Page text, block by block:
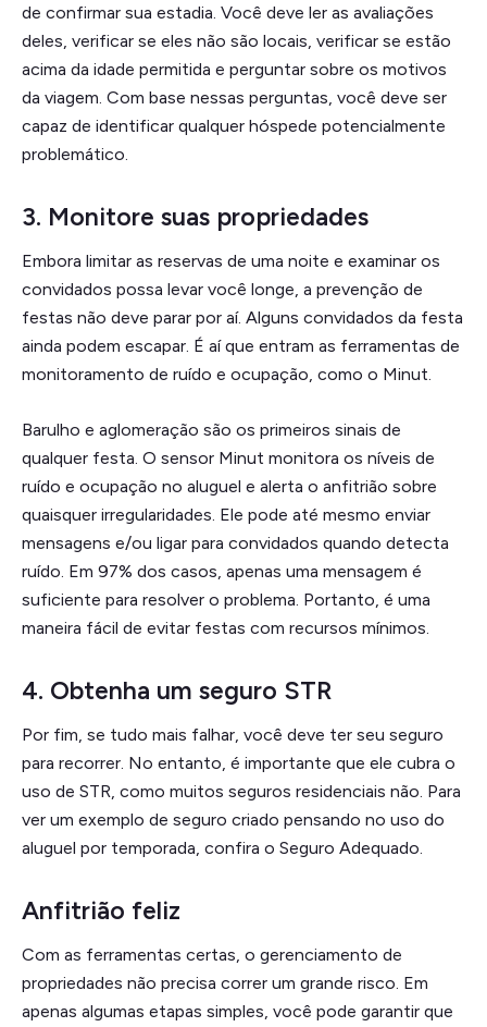
de confirmar sua estadia. Você deve ler as avaliações
deles, verificar se eles não são locais, verificar se estão
acima da idade permitida e perguntar sobre os motivos
da viagem. Com base nessas perguntas, você deve ser
capaz de identificar qualquer hóspede potencialmente
problemático.
3. Monitore suas propriedades
Embora limitar as reservas de uma noite e examinar os
convidados possa levar você longe, a prevenção de
festas não deve parar por aí. Alguns convidados da festa
ainda podem escapar. É aí que entram as ferramentas de
monitoramento de ruído e ocupação, como o Minut.
Barulho e aglomeração são os primeiros sinais de
qualquer festa. O sensor Minut monitora os níveis de
ruído e ocupação no aluguel e alerta o anfitrião sobre
quaisquer irregularidades. Ele pode até mesmo enviar
mensagens e/ou ligar para convidados quando detecta
ruído. Em 97% dos casos, apenas uma mensagem é
suficiente para resolver o problema. Portanto, é uma
maneira fácil de evitar festas com recursos mínimos.
4. Obtenha um seguro STR
Por fim, se tudo mais falhar, você deve ter seu seguro
para recorrer. No entanto, é importante que ele cubra o
uso de STR, como muitos seguros residenciais não. Para
ver um exemplo de seguro criado pensando no uso do
aluguel por temporada, confira o Seguro Adequado.
Anfitrião feliz
Com as ferramentas certas, o gerenciamento de
propriedades não precisa correr um grande risco. Em
apenas algumas etapas simples, você pode garantir que